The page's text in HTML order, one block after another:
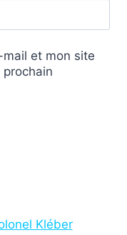
et mon site
Kléber